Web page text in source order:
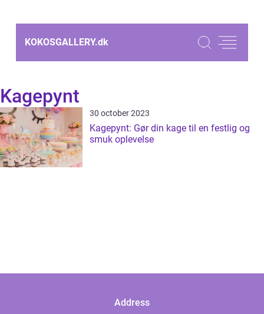
KOKOSGALLERY.dk
Kagepynt
30 october 2023
Kagepynt: Gør din kage til en festlig og
smuk oplevelse
Address